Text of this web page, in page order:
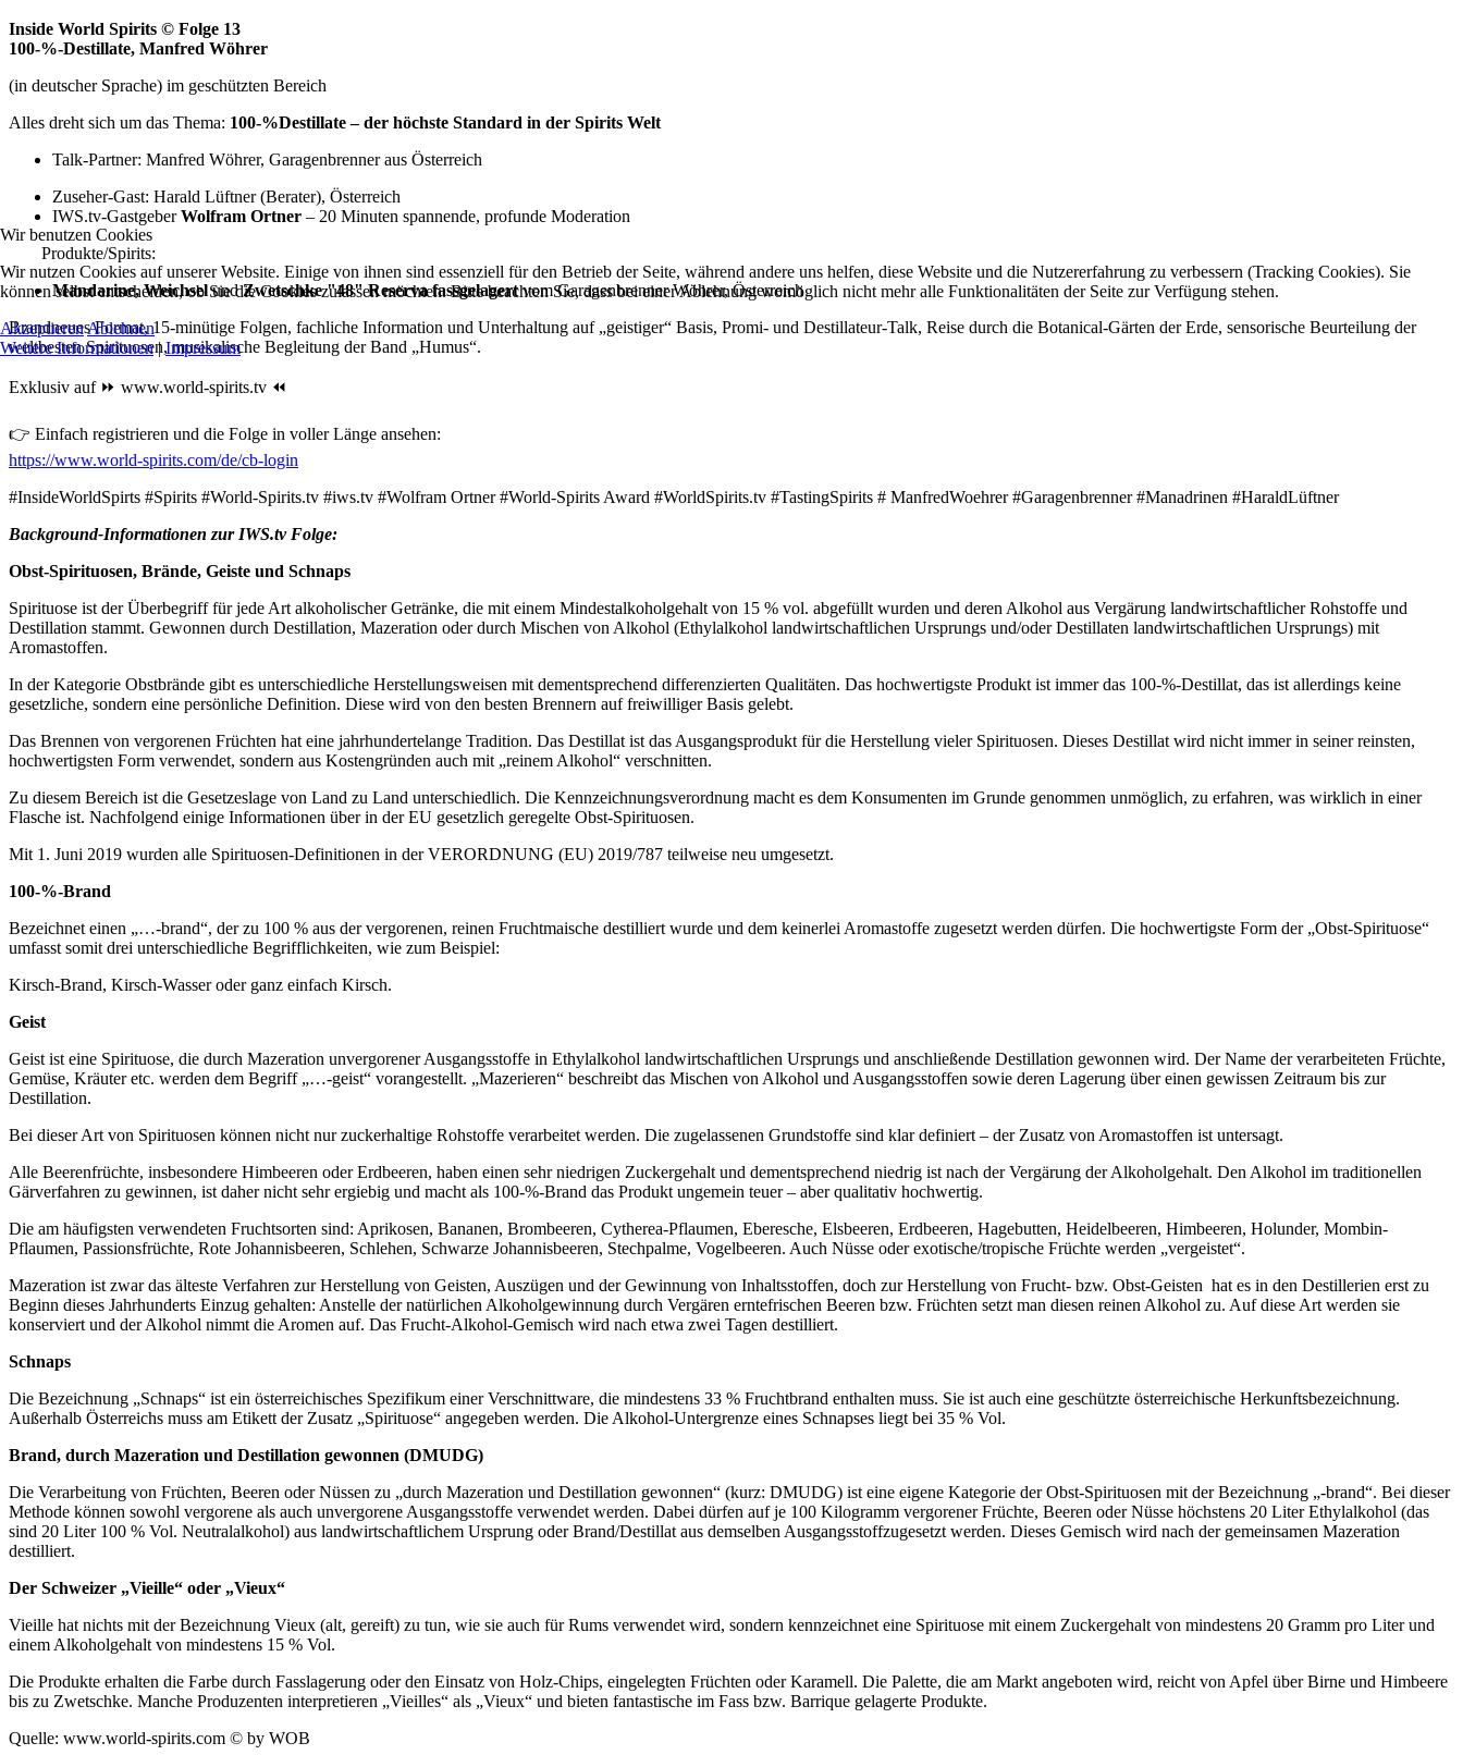
Inside World Spirits © Folge 13
100-%-Destillate, Manfred Wöhrer
(in deutscher Sprache) im geschützten Bereich
Alles dreht sich um das Thema: 100-%Destillate – der höchste Standard in der Spirits Welt
Talk-Partner: Manfred Wöhrer, Garagenbrenner aus Österreich
Zuseher-Gast: Harald Lüftner (Berater), Österreich
IWS.tv-GastgeberWolfram Ortner – 20 Minuten spannende, profunde Moderation
Produkte/Spirits:
Mandarine,WeichselundZwetschke "48" Reserva fassgelagertvom Garagenbrenner Wöhrer, Österreich
Brandneues Format, 15-minütige Folgen, fachliche Information und Unterhaltung auf „geistiger“ Basis, Promi- und Destillateur-Talk, Reise durch die Botanical-Gärten der Erde, sensorische Beurteilung der
weltbesten Spirituosen, musikalische Begleitung der Band „Humus“.
Exklusiv auf ⏩ www.world-spirits.tv ⏪
👉 Einfach registrieren und die Folge in voller Länge ansehen:
https://www.world-spirits.com/de/cb-login
#InsideWorldSpirts #Spirits #World-Spirits.tv #iws.tv #Wolfram Ortner #World-Spirits Award #WorldSpirits.tv #TastingSpirits # ManfredWoehrer #Garagenbrenner #Manadrinen #HaraldLüftner
Background-Informationen zur IWS.tv Folge:
Obst-Spirituosen, Brände, Geiste und Schnaps
Spirituose ist der Überbegriff für jede Art alkoholischer Getränke, die mit einem Mindestalkoholgehalt von 15 % vol. abgefüllt wurden und deren Alkohol aus Vergärung landwirtschaftlicher Rohstoffe und
Destillation stammt. Gewonnen durch Destillation, Mazeration oder durch Mischen von Alkohol (Ethylalkohol landwirtschaftlichen Ursprungs und/oder Destillaten landwirtschaftlichen Ursprungs) mit
Aromastoffen.
In der Kategorie Obstbrände gibt es unterschiedliche Herstellungsweisen mit dementsprechend differenzierten Qualitäten. Das hochwertigste Produkt ist immer das 100-%-Destillat, das ist allerdings keine
gesetzliche, sondern eine persönliche Definition. Diese wird von den besten Brennern auf freiwilliger Basis gelebt.
Das Brennen von vergorenen Früchten hat eine jahrhundertelange Tradition. Das Destillat ist das Ausgangsprodukt für die Herstellung vieler Spirituosen. Dieses Destillat wird nicht immer in seiner reinsten,
hochwertigsten Form verwendet, sondern aus Kostengründen auch mit „reinem Alkohol“ verschnitten.
Zu diesem Bereich ist die Gesetzeslage von Land zu Land unterschiedlich. Die Kennzeichnungsverordnung macht es dem Konsumenten im Grunde genommen unmöglich, zu erfahren, was wirklich in einer
Flasche ist. Nachfolgend einige Informationen über in der EU gesetzlich geregelte Obst-Spirituosen.
Mit 1. Juni 2019 wurden alle Spirituosen-Definitionen in der VERORDNUNG (EU) 2019/787 teilweise neu umgesetzt.
100-%-Brand
Bezeichnet einen „…-brand“, der zu 100 % aus der vergorenen, reinen Fruchtmaische destilliert wurde und dem keinerlei Aromastoffe zugesetzt werden dürfen. Die hochwertigste Form der „Obst-Spirituose“
umfasst somit drei unterschiedliche Begrifflichkeiten, wie zum Beispiel:
Kirsch-Brand, Kirsch-Wasser oder ganz einfach Kirsch.
Geist
Geist ist eine Spirituose, die durch Mazeration unvergorener Ausgangsstoffe in Ethylalkohol landwirtschaftlichen Ursprungs und anschließende Destillation gewonnen wird. Der Name der verarbeiteten Früchte,
Gemüse, Kräuter etc. werden dem Begriff „…-geist“ vorangestellt. „Mazerieren“ beschreibt das Mischen von Alkohol und Ausgangsstoffen sowie deren Lagerung über einen gewissen Zeitraum bis zur
Destillation.
Bei dieser Art von Spirituosen können nicht nur zuckerhaltige Rohstoffe verarbeitet werden. Die zugelassenen Grundstoffe sind klar definiert – der Zusatz von Aromastoffen ist untersagt.
Alle Beerenfrüchte, insbesondere Himbeeren oder Erdbeeren, haben einen sehr niedrigen Zuckergehalt und dementsprechend niedrig ist nach der Vergärung der Alkoholgehalt. Den Alkohol im traditionellen
Gärverfahren zu gewinnen, ist daher nicht sehr ergiebig und macht als 100-%-Brand das Produkt ungemein teuer – aber qualitativ hochwertig.
Die am häufigsten verwendeten Fruchtsorten sind: Aprikosen, Bananen, Brombeeren, Cytherea-Pflaumen, Eberesche, Elsbeeren, Erdbeeren, Hagebutten, Heidelbeeren, Himbeeren, Holunder, Mombin-
Pflaumen, Passionsfrüchte, Rote Johannisbeeren, Schlehen, Schwarze Johannisbeeren, Stechpalme, Vogelbeeren. Auch Nüsse oder exotische/tropische Früchte werden „vergeistet“.
Mazeration ist zwar das älteste Verfahren zur Herstellung von Geisten, Auszügen und der Gewinnung von Inhaltsstoffen, doch zur Herstellung von Frucht- bzw. Obst-Geisten hat es in den Destillerien erst zu
Beginn dieses Jahrhunderts Einzug gehalten: Anstelle der natürlichen Alkoholgewinnung durch Vergären erntefrischen Beeren bzw. Früchten setzt man diesen reinen Alkohol zu. Auf diese Art werden sie
konserviert und der Alkohol nimmt die Aromen auf. Das Frucht-Alkohol-Gemisch wird nach etwa zwei Tagen destilliert.
Schnaps
Die Bezeichnung „Schnaps“ ist ein österreichisches Spezifikum einer Verschnittware, die mindestens 33 % Fruchtbrand enthalten muss. Sie ist auch eine geschützte österreichische Herkunftsbezeichnung.
Außerhalb Österreichs muss am Etikett der Zusatz „Spirituose“ angegeben werden. Die Alkohol-Untergrenze eines Schnapses liegt bei 35 % Vol.
Brand, durch Mazeration und Destillation gewonnen (DMUDG)
Die Verarbeitung von Früchten, Beeren oder Nüssen zu „durch Mazeration und Destillation gewonnen“ (kurz: DMUDG) ist eine eigene Kategorie der Obst-Spirituosen mit der Bezeichnung „-brand“. Bei dieser
Methode können sowohl vergorene als auch unvergorene Ausgangsstoffe verwendet werden. Dabei dürfen auf je 100 Kilogramm vergorener Früchte, Beeren oder Nüsse höchstens 20 Liter Ethylalkohol (das
sind 20 Liter 100 % Vol. Neutralalkohol) aus landwirtschaftlichem Ursprung oder Brand/Destillat aus demselben Ausgangsstoffzugesetzt werden. Dieses Gemisch wird nach der gemeinsamen Mazeration
destilliert.
Der Schweizer „Vieille“ oder „Vieux“
Vieille hat nichts mit der Bezeichnung Vieux (alt, gereift) zu tun, wie sie auch für Rums verwendet wird, sondern kennzeichnet eine Spirituose mit einem Zuckergehalt von mindestens 20 Gramm pro Liter und
einem Alkoholgehalt von mindestens 15 % Vol.
Die Produkte erhalten die Farbe durch Fasslagerung oder den Einsatz von Holz-Chips, eingelegten Früchten oder Karamell. Die Palette, die am Markt angeboten wird, reicht von Apfel über Birne und Himbeere
bis zu Zwetschke. Manche Produzenten interpretieren „Vieilles“ als „Vieux“ und bieten fantastische im Fass bzw. Barrique gelagerte Produkte.
Quelle: www.world-spirits.com © by WOB
Wir benutzen Cookies
Wir nutzen Cookies auf unserer Website. Einige von ihnen sind essenziell für den Betrieb der Seite, während andere uns helfen, diese Website und die Nutzererfahrung zu verbessern (Tracking Cookies). Sie
können selbst entscheiden, ob Sie die Cookies zulassen möchten. Bitte beachten Sie, dass bei einer Ablehnung womöglich nicht mehr alle Funktionalitäten der Seite zur Verfügung stehen.
AkzeptierenAblehnen
Weitere Informationen|Impressum